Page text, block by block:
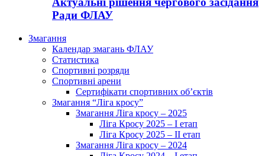
Ради ФЛАУ
Змагання
Календар змагань ФЛАУ
Статистика
Спортивні розряди
Спортивні арени
Сертифікати спортивних об’єктів
Змагання “Ліга кросу”
Змагання Ліга кросу – 2025
Ліга Кросу 2025 – I етап
Ліга Кросу 2025 – II етап
Змагання Ліга кросу – 2024